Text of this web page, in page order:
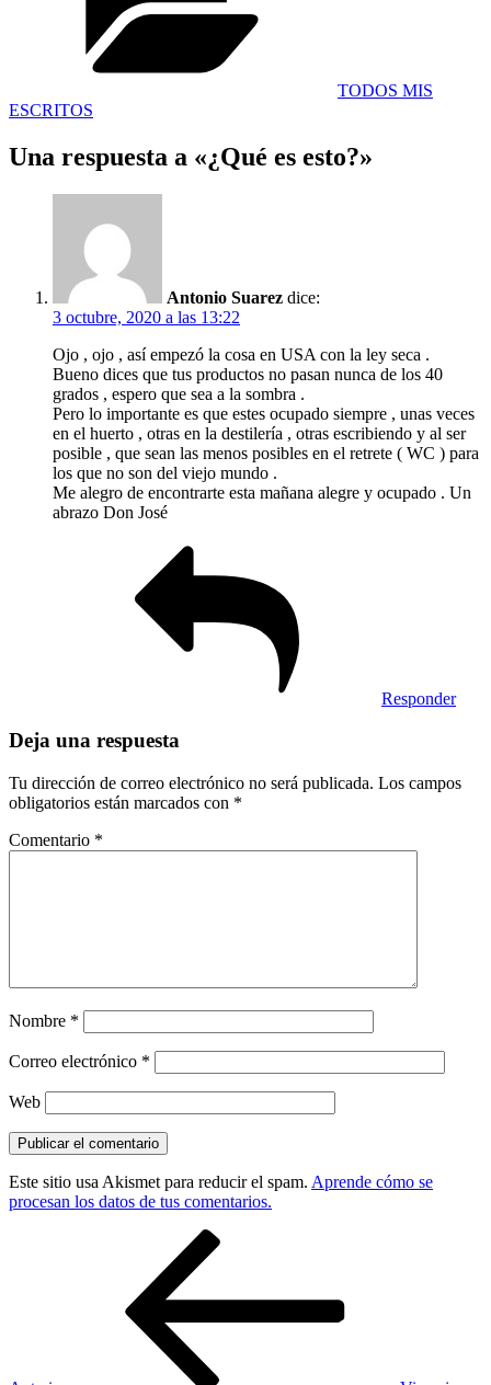
TODOS MIS
ESCRITOS
Una respuesta a «¿Qué es esto?»
Antonio Suarez dice:
3 octubre, 2020 a las 13:22
Ojo , ojo , así empezó la cosa en USA con la ley seca .
Bueno dices que tus productos no pasan nunca de los 40
grados , espero que sea a la sombra .
Pero lo importante es que estes ocupado siempre , unas veces
en el huerto , otras en la destilería , otras escribiendo y al ser
posible , que sean las menos posibles en el retrete ( WC ) para
los que no son del viejo mundo .
Me alegro de encontrarte esta mañana alegre y ocupado . Un
abrazo Don José
Responder
Deja una respuesta
Tu dirección de correo electrónico no será publicada. Los campos
obligatorios están marcados con *
Comentario *
Nombre *
Correo electrónico *
Web
Este sitio usa Akismet para reducir el spam. Aprende cómo se
procesan los datos de tus comentarios.